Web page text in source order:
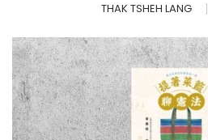
THAK TSHEH LANG